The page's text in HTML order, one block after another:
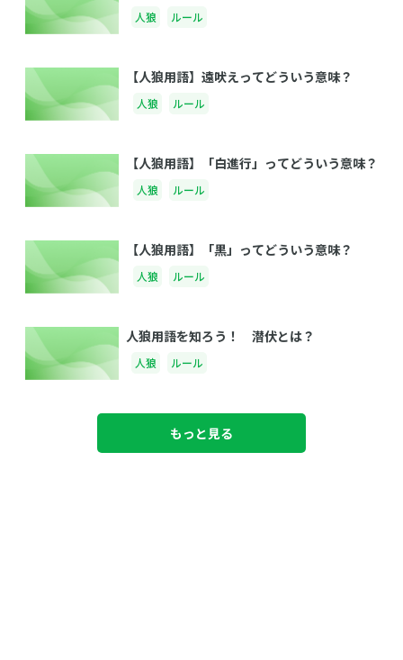
人狼 ルール
【人狼用語】遠吠えってどういう意味？
人狼 ルール
【人狼用語】「白進行」ってどういう意味？
人狼 ルール
【人狼用語】「黒」ってどういう意味？
人狼 ルール
人狼用語を知ろう！ 潜伏とは？
人狼 ルール
もっと見る